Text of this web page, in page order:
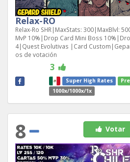
Relax-RO
Relax-Ro SHR|MaxStats: 300|MaxBlvl:
MvP 10%|Drop Card Mini Boss
4|Quest Evolutivas |Card
os de votación
3
Super High Rates
1000x/1000x/1x
8 Votar